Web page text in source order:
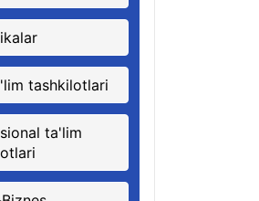
tashkilotlari
ta'lim